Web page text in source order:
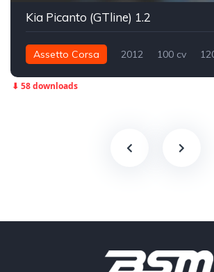
Kia Picanto (GTline) 1.2
Assetto Corsa 2012 100 cv
⬇ 58 downloads